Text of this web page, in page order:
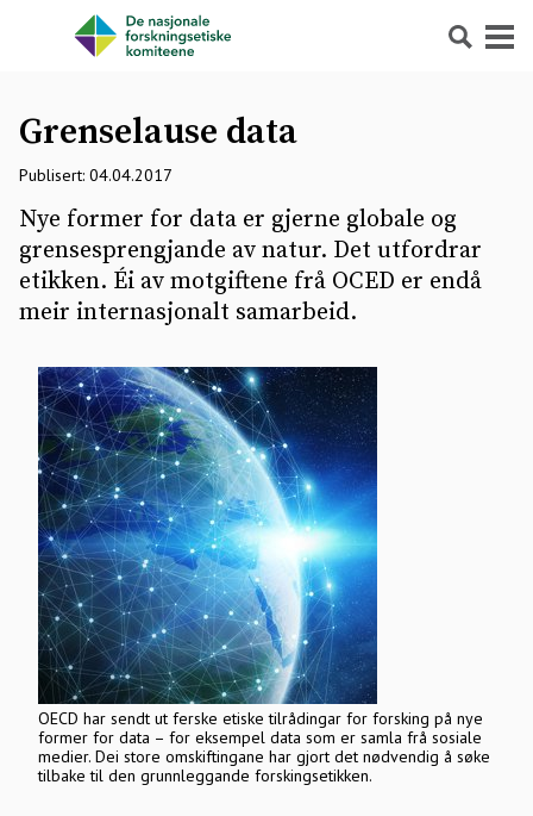
Søk Meny
Grenselause data
Publisert: 04.04.2017
Nye former for data er gjerne globale og
grensesprengjande av natur. Det utfordrar
etikken. Éi av motgiftene frå OCED er endå
meir internasjonalt samarbeid.
OECD har sendt ut ferske etiske tilrådingar for forsking på nye
former for data – for eksempel data som er samla frå sosiale
medier. Dei store omskiftingane har gjort det nødvendig å søke
tilbake til den grunnleggande forskingsetikken.